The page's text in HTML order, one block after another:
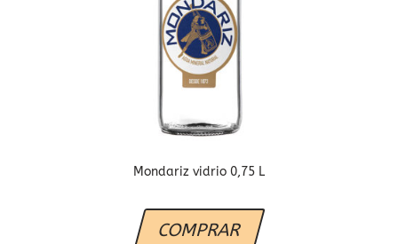
Mondariz vidrio 0,75 L
COMPRAR